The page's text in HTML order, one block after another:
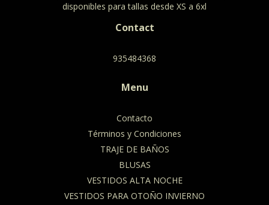
disponibles para tallas desde XS a 6xl
Contact
935484368
Menu
Contacto
Términos y Condiciones
TRAJE DE BAÑOS
BLUSAS
VESTIDOS ALTA NOCHE
VESTIDOS PARA OTOÑO INVIERNO